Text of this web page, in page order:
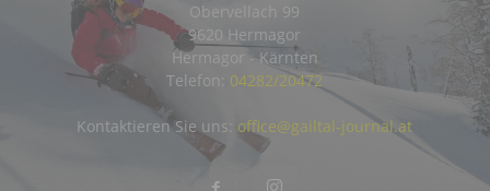
Obervellach 99
9620 Hermagor
Hermagor - Kärnten
Telefon: 04282/20472
Kontaktieren Sie uns: office@gailtal-journal.at